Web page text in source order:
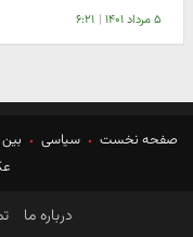
۵ مرداد ۱۴۰۱ | ۶:۲۱
صفحه نخست سیاسی
درباره ما